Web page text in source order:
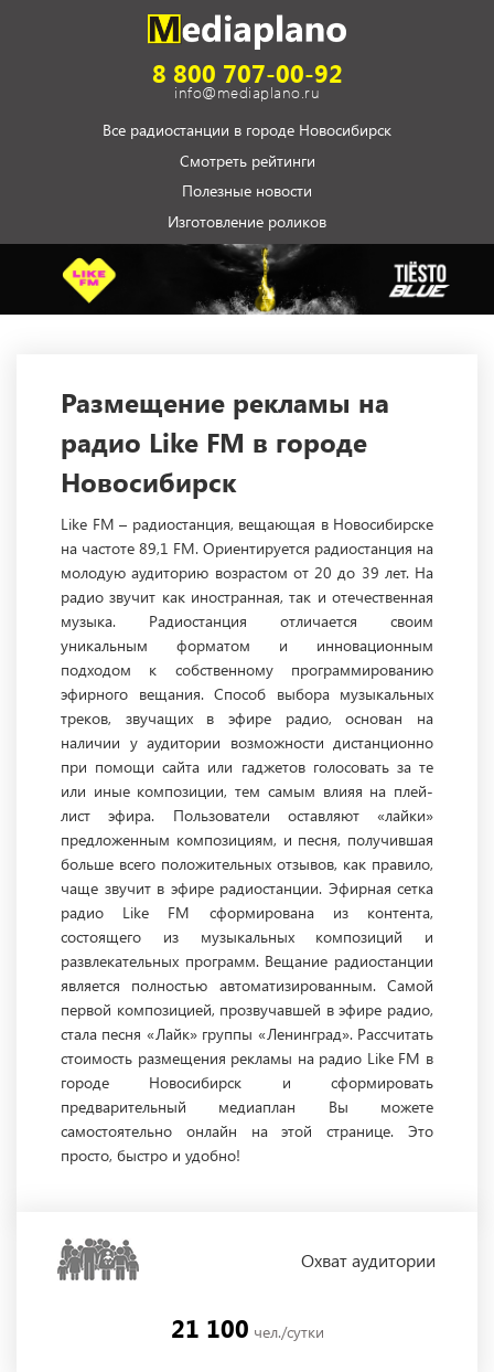
8 800 707-00-92
info@mediaplano.ru
Все радиостанции в городе Новосибирск
Смотреть рейтинги
Полезные новости
Изготовление роликов
Размещение рекламы на
радио Like FM в городе
Новосибирск
Like FM – радиостанция, вещающая в Новосибирске
на частоте 89,1 FM. Ориентируется радиостанция на
молодую аудиторию возрастом от 20 до 39 лет. На
радио звучит как иностранная, так и отечественная
музыка. Радиостанция отличается своим
уникальным форматом и инновационным
подходом к собственному программированию
эфирного вещания. Способ выбора музыкальных
треков, звучащих в эфире радио, основан на
наличии у аудитории возможности дистанционно
при помощи сайта или гаджетов голосовать за те
или иные композиции, тем самым влияя на плей-
лист эфира. Пользователи оставляют «лайки»
предложенным композициям, и песня, получившая
больше всего положительных отзывов, как правило,
чаще звучит в эфире радиостанции. Эфирная сетка
радио Like FM сформирована из контента,
состоящего из музыкальных композиций и
развлекательных программ. Вещание радиостанции
является полностью автоматизированным. Самой
первой композицией, прозвучавшей в эфире радио,
стала песня «Лайк» группы «Ленинград». Рассчитать
стоимость размещения рекламы на радио Like FM в
городе Новосибирск и сформировать
предварительный медиаплан Вы можете
самостоятельно онлайн на этой странице. Это
просто, быстро и удобно!
Охватаудитории
21 100 чел./сутки